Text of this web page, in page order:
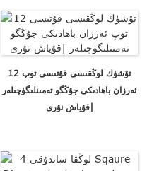
12 تۆشۈك لوڭقىسى قۇتىسى توپ
ئەرزان باھادىكى جۇڭگو تەمىنلىگۈچىلەر
|قۇياش نۇرى